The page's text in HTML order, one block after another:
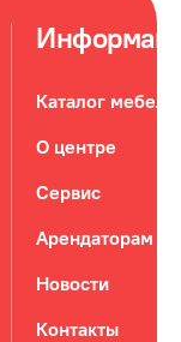
Каталог мебели
О центре
Сервис
Арендаторам
Новости
Контакты